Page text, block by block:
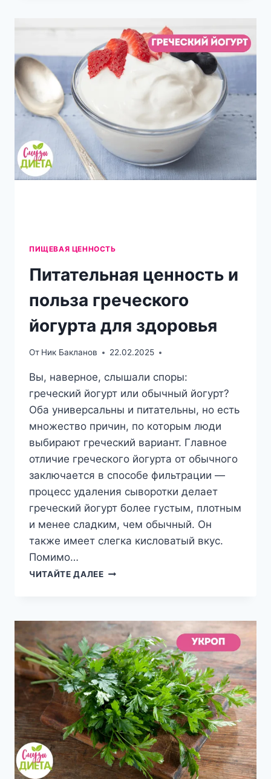
ПОЛЬЗА
ЧЕРНОГО
ПЕРЦА
ДЛЯ
ЗДОРОВЬЯ
ПИЩЕВАЯ ЦЕННОСТЬ
Питательная ценность и
польза греческого
йогурта для здоровья
От Ник Бакланов 22.02.2025
Вы, наверное, слышали споры:
греческий йогурт или обычный йогурт?
Оба универсальны и питательны, но есть
множество причин, по которым люди
выбирают греческий вариант. Главное
отличие греческого йогурта от обычного
заключается в способе фильтрации —
процесс удаления сыворотки делает
греческий йогурт более густым, плотным
и менее сладким, чем обычный. Он
также имеет слегка кисловатый вкус.
Помимо…
ЧИТАЙТЕ ДАЛЕЕПИТАТЕЛЬНАЯ
ГРЕЧЕСКОГО
ЙОГУРТА
ДЛЯ
ЗДОРОВЬЯ